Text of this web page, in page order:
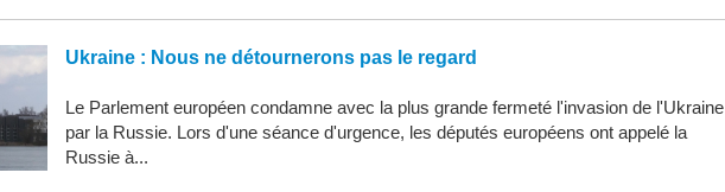
Ukraine : Nous ne détournerons pas le regard
Le Parlement européen condamne avec la plus grande fermeté l'invasion de l'Ukraine
par la Russie. Lors d'une séance d'urgence, les députés européens ont appelé la
Russie à...